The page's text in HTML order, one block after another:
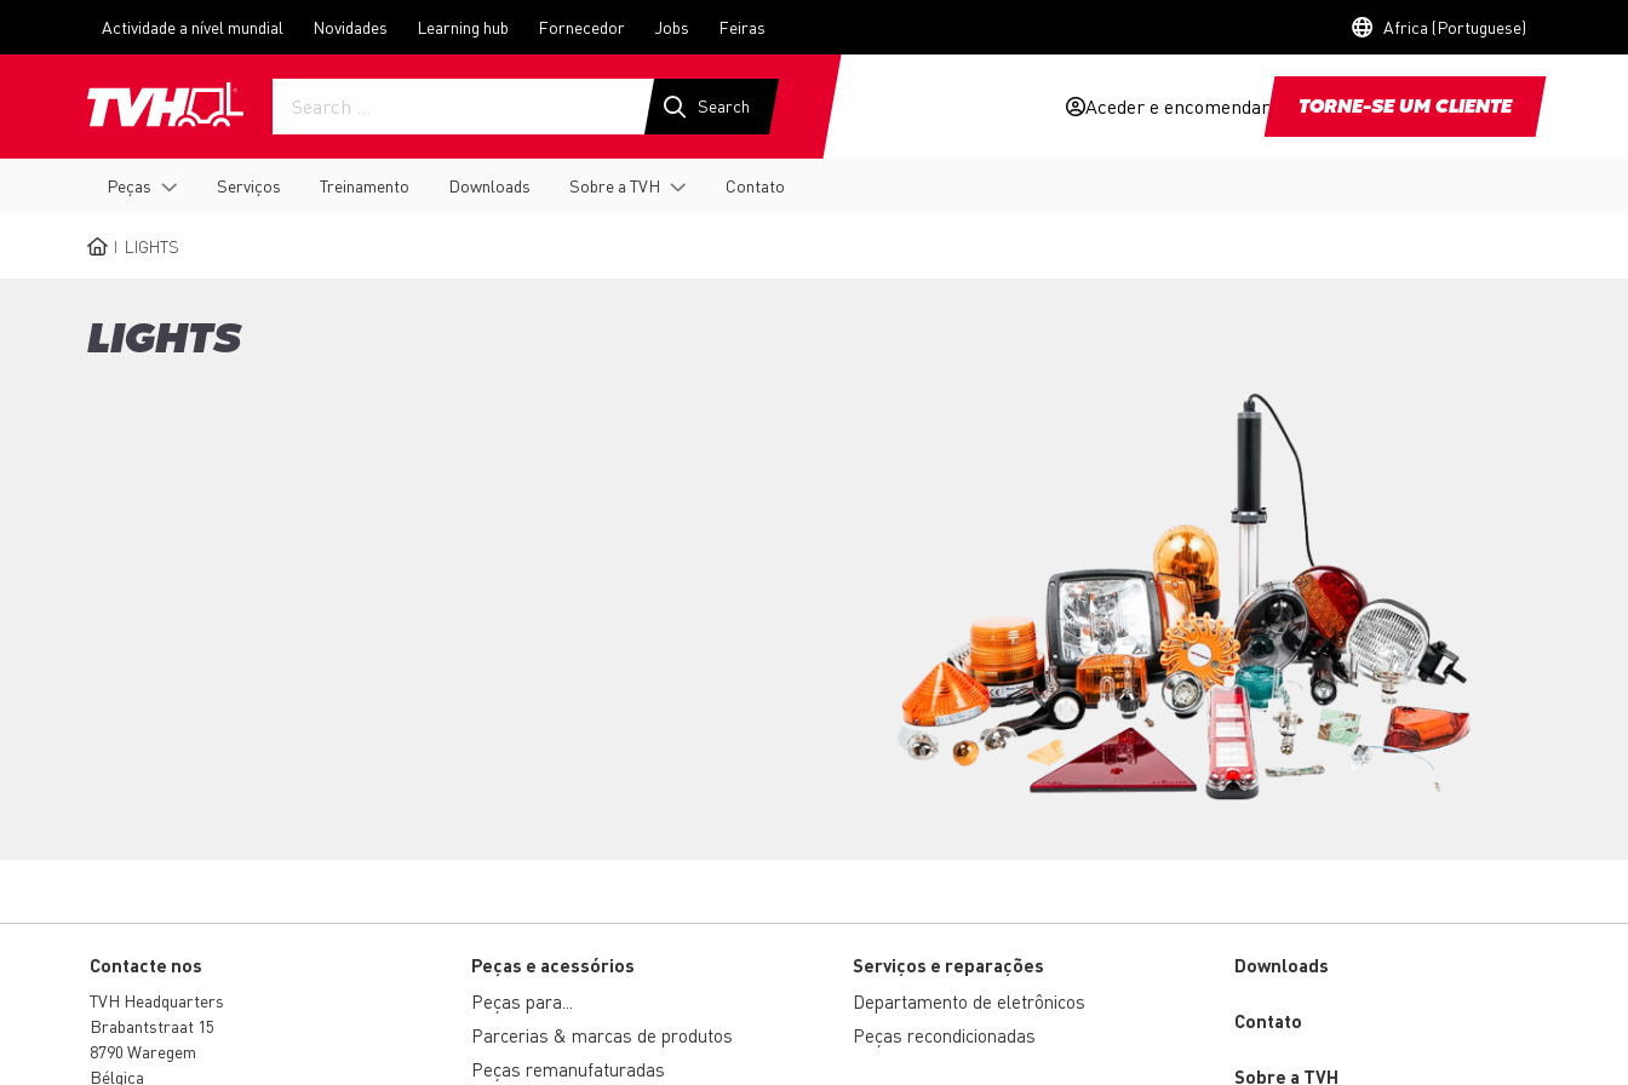
menu
Actividade a nível mundial Novidades Learning hub Fornecedor Jobs Feiras Africa (Portuguese)
Aceder e encomendar TORNE-SE UM CLIENTE
navigation
Peças Serviços Treinamento Downloads Sobre a TVH Contato
LIGHTS
LIGHTS
Contacte nos
TVH Headquarters
Brabantstraat 15
8790 Waregem
Bélgica
Peças e acessórios
Peças para...
Parcerias & marcas de produtos
Peças remanufaturadas
Serviços e reparações
Departamento de eletrônicos
Peças recondicionadas
Downloads
Custom
Contato
Sobre a TVH